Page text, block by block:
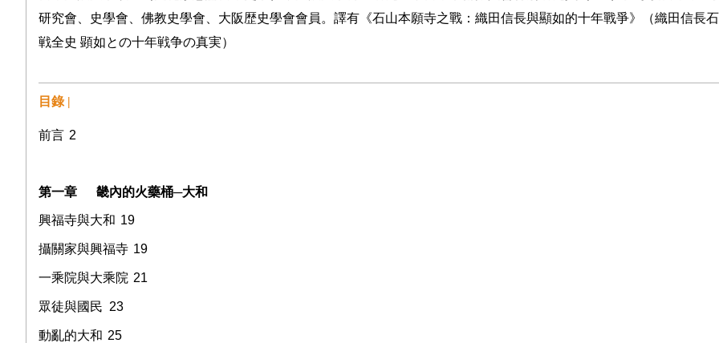
研究會、史學會、佛教史學會、大阪歴史學會會員。譯有《石山本願寺之戰：織田信長與顯如的十年戰爭》（織田信長
戦全史 顕如との十年戦争の真実）
目錄 |
前言 2
第一章 畿內的火藥桶─大和
興福寺與大和 19
攝關家與興福寺 19
一乘院與大乘院 21
眾徒與國民 23
動亂的大和 25